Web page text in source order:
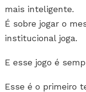
mais inteligente.
É sobre jogar o
institucional joga.
E esse jogo é
Esse é o primeiro